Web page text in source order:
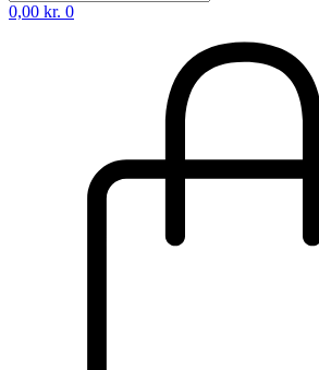
0,00 kr. 0